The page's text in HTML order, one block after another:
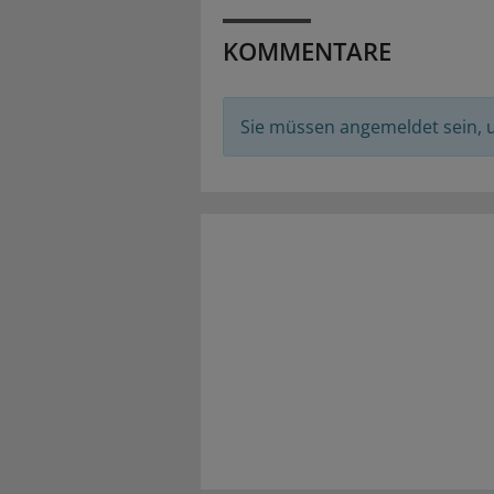
KOMMENTARE
Sie müssen angemeldet